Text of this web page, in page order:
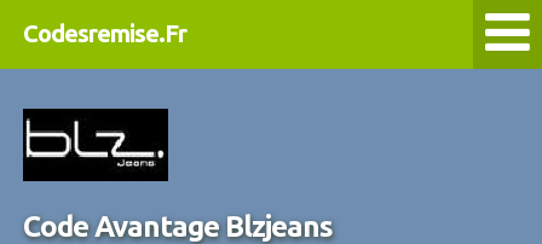
Codesremise.Fr
Code Avantage Blzjeans